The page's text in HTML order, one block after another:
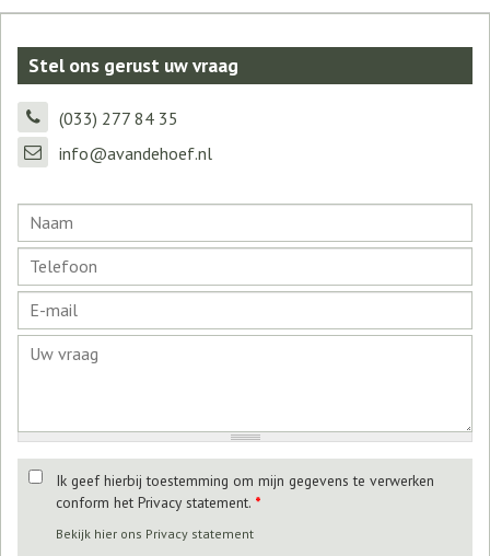
Stel ons gerust uw vraag
(033) 277 84 35
info@avandehoef.nl
Ik geef hierbij toestemming om mijn gegevens te verwerken
conform het Privacy statement. *
Bekijk hier ons Privacy statement